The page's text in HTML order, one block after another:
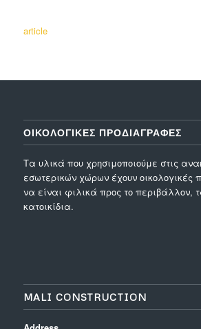
article
ΟΙΚΟΛΟΓΙΚΕΣ ΠΡΟΔΙΑΓΡΑΦΕΣ
Τα υλικά που χρησιμοποιούμε στις
εσωτερικών χώρων έχουν οικολογικές
να είναι φιλικά προς το περιβάλλον,
κατοικίδια.
MALI CONSTRUCTION